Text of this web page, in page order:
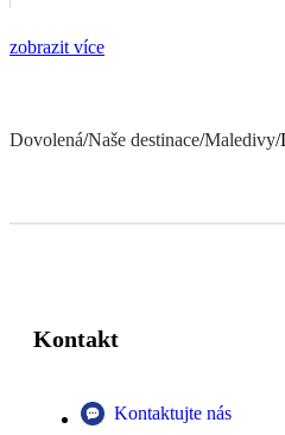
zobrazit více
Dovolená/Naše destinace/Maledivy/
Kontakt
Kontaktujte nás